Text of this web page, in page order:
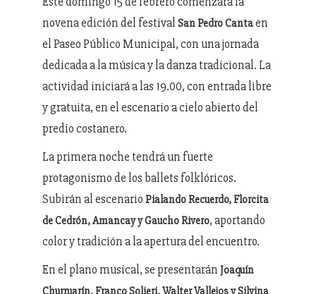
novena edición del festival San Pedro Cantaen
el Paseo Público Municipal, con una jornada
dedicada a la música y la danza tradicional. La
actividad iniciará a las 19.00, con entrada libre
y gratuita, en el escenario a cielo abierto del
predio costanero.
La primera noche tendrá un fuerte
protagonismo de los ballets folklóricos.
Subirán al escenario Pialando Recuerdo, Florcita
de Cedrón, Amancay y Gaucho Rivero, aportando
color y tradición a la apertura del encuentro.
En el plano musical, se presentarán Joaquín
Churruarín, Franco Solieri, Walter Vallejos y Silvina